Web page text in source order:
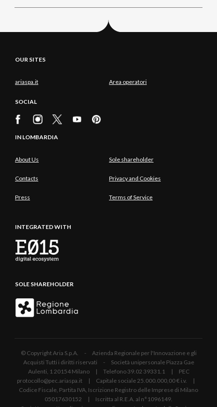
OUR SITES
ariaspa.it Area operatori
SOCIAL
IN LOMBARDIA
About Us Sole shareholder
Contacts Privacy and Cookies
Press Terms of Service
INTEGRATED WITH
SOLE SHAREHOLDER
© Copyright Aria S.p.A. - Azienda Regionale per l'Innovazione e gli
Acquisti Tutti i diritti riservati - Società unipersonale Piazza Gae
Aulenti, 1 20154 Milano | Telefono 39.02 39331.1 | PEC
protocollo@pec.ariaspa.it | Capitale sociale 25.000.000,00 € i.v. |
Codice Fiscale, Partita IVA, Iscrizione Registro delle Imprese di Milano
05017630152 | Iscritta al R.E.A. al n°1096149.